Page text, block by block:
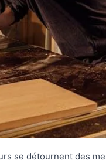
se détournent des